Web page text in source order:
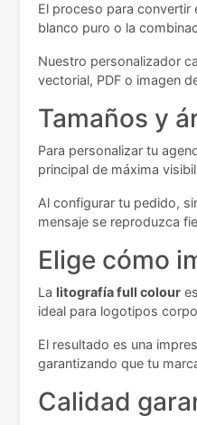
El proceso para convertir
blanco puro o la
Nuestro personalizador
vectorial, PDF o imagen
Tamaños y
Para personalizar tu
principal de máxima
Al configurar tu pedido,
mensaje se reproduzca
Elige cómo
La litografía full colour
ideal para logotipos
El resultado es una
garantizando que tu
Calidad